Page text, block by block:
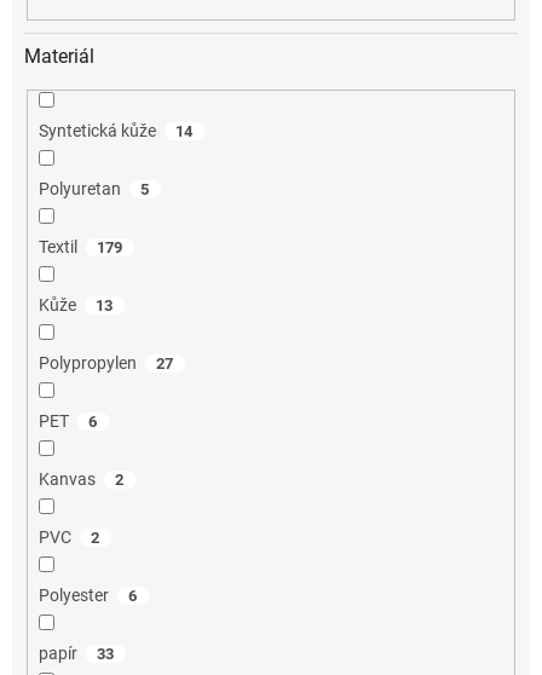
Materiál
Syntetická kůže 14
Polyuretan 5
Textil 179
Kůže 13
Polypropylen 27
PET 6
Kanvas 2
PVC 2
Polyester 6
papír 33